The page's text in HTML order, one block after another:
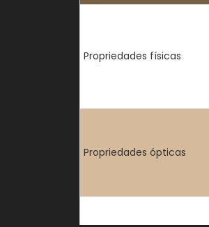
Propriedades físicas
Propriedades ópticas